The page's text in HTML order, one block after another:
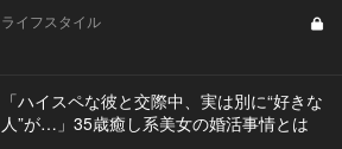
ライフスタイル
「ハイスペな彼と交際中、実は別に“好きな
人”が…」35歳癒し系美女の婚活事情とは